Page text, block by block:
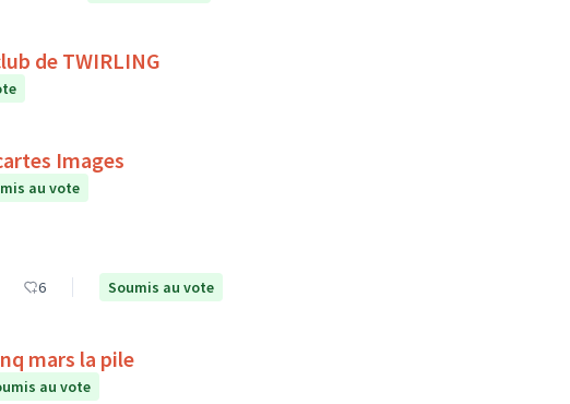
de TWIRLING
Images
au vote
6 Soumis au vote
mars la pile
au vote